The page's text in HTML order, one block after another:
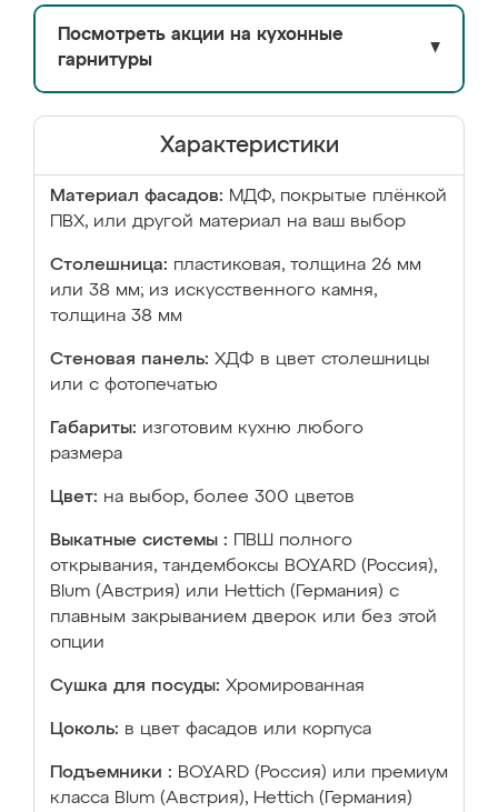
Посмотреть акции на кухонные
гарнитуры
▼
Характеристики
Материал фасадов: МДФ, покрытые плёнкой
ПВХ, или другой материал на ваш выбор
Столешница: пластиковая, толщина 26 мм
или 38 мм; из искусственного камня,
толщина 38 мм
Стеновая панель: ХДФ в цвет столешницы
или с фотопечатью
Габариты: изготовим кухню любого
размера
Цвет: на выбор, более 300 цветов
Выкатные системы :
ПВШ полного
открывания, тандембоксы BOYARD (Россия),
Blum (Австрия) или Hettich (Германия) с
плавным закрыванием дверок или без этой
опции
Сушка для посуды: Хромированная
Цоколь: в цвет фасадов или корпуса
Подъемники : BOYARD (Россия) или премиум
класса Blum (Австрия), Hettich (Германия)